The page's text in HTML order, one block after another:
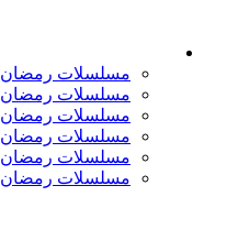
مسلسلات رمضان 2026
مسلسلات رمضان 2025
مسلسلات رمضان 2024
مسلسلات رمضان 2023
مسلسلات رمضان 2022
مسلسلات رمضان 2021